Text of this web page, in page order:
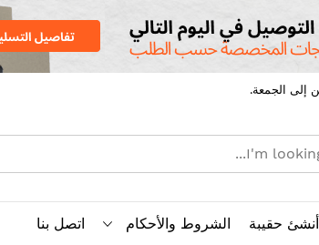
أنشئ حقيبة الشروط والأحكام اتصل بنا